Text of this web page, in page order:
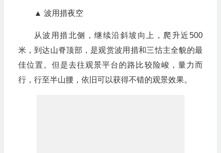
▲ 波用措夜空
从波用措北侧，继续沿斜坡向上，爬升近500
米，到达山脊顶部，是观赏波用措和三怙主全貌的最
佳位置。但是去往观景平台的路比较险峻，量力而
行，行至半山腰，依旧可以获得不错的观景效果。